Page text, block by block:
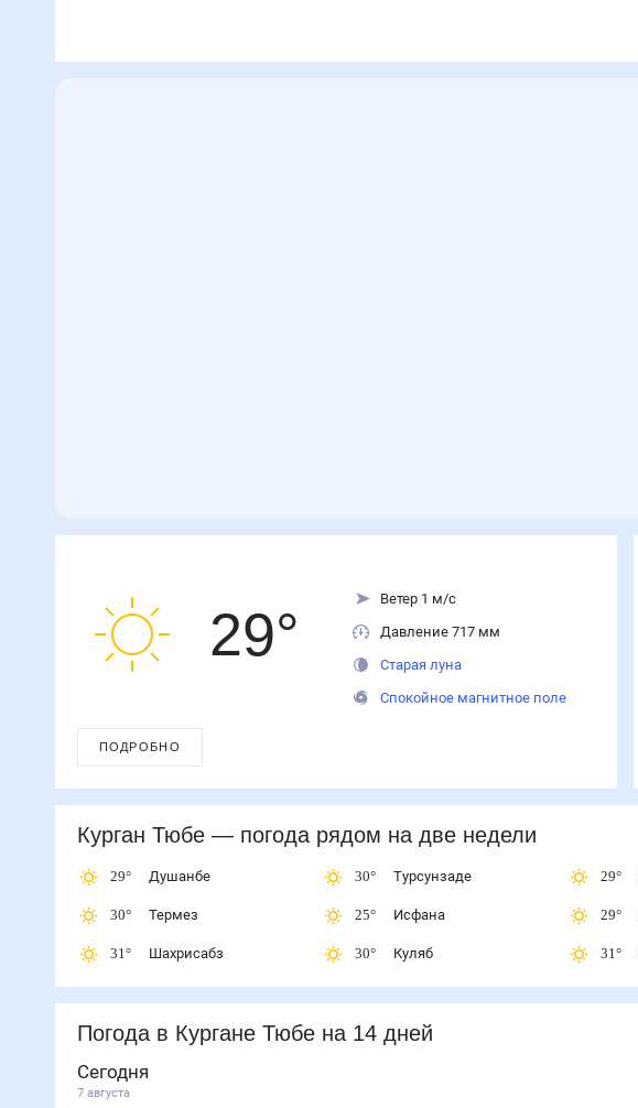
29°
Ветер 1 м/с
Давление 717 мм
Старая луна
Спокойное магнитное поле
ПОДРОБНО
Курган Тюбе — погода рядом на две недели
29° Душанбе
30° Термез
31° Шахрисабз
30° Турсунзаде
25° Исфана
30° Куляб
29°
29°
31°
Погода в Кургане Тюбе на 14 дней
Сегодня
7 августа